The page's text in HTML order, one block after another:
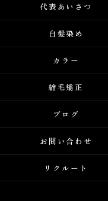
代表あいさつ
白髪染め
カラー
縮毛矯正
ブログ
お問い合わせ
リクルート